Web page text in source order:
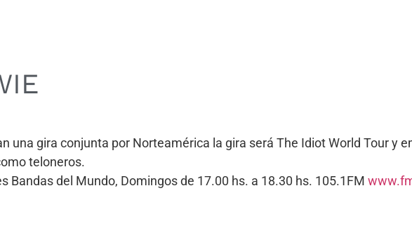
una gira conjunta por Norteamérica la gira será The Idiot World Tour y
teloneros.
Bandas del Mundo, Domingos de 17.00 hs. a 18.30 hs. 105.1FM